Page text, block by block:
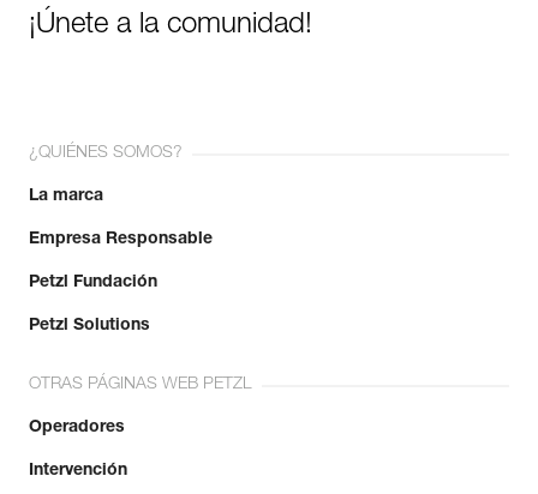
¡Únete a la comunidad!
¿QUIÉNES SOMOS?
La marca
Empresa Responsable
Petzl Fundación
Petzl Solutions
OTRAS PÁGINAS WEB PETZL
Operadores
Intervención